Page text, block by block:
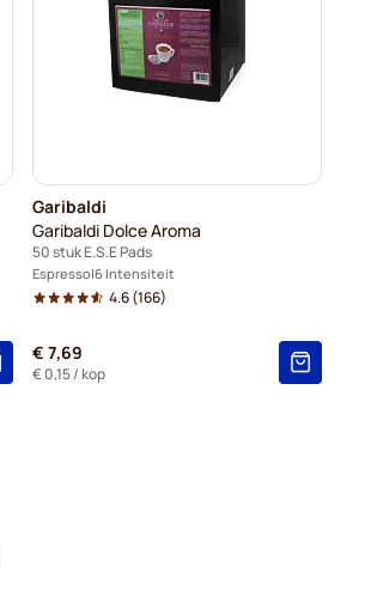
Garibaldi
Garibaldi Dolce Aroma
50 stuk E.S.E Pads
Espresso 6 Intensiteit
4.6(166)
€ 7,69
€ 0,15/ kop